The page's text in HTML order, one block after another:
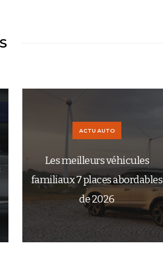
ACTU AUTO
Les meilleurs véhicules
familiaux 7 places abordables
de 2026